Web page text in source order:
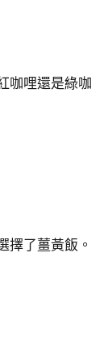
咖哩還是綠咖
擇了薑黃飯。